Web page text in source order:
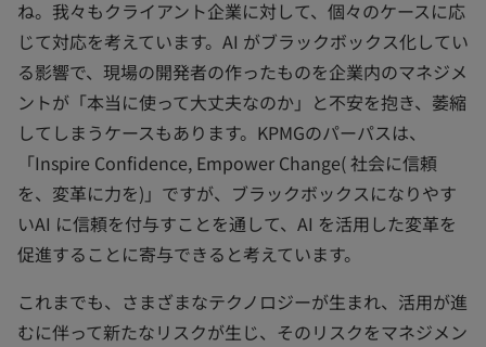
ね。我々もクライアント企業に対して、個々のケースに応
じて対応を考えています。AI がブラックボックス化してい
る影響で、現場の開発者の作ったものを企業内のマネジメ
ントが「本当に使って大丈夫なのか」と不安を抱き、萎縮
してしまうケースもあります。KPMGのパーパスは、
「Inspire Confidence, Empower Change( 社会に信頼
を、変革に力を)」ですが、ブラックボックスになりやす
いAI に信頼を付与すことを通して、AI を活用した変革を
促進することに寄与できると考えています。
これまでも、さまざまなテクノロジーが生まれ、活用が進
むに伴って新たなリスクが生じ、そのリスクをマネジメン